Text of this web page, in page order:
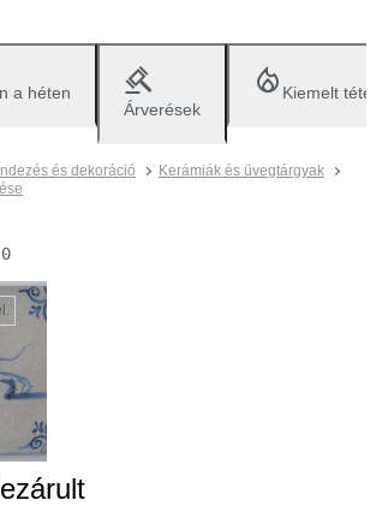
a héten
Árverések
Kiemelt
és dekoráció
Kerámiák és üvegtárgyak